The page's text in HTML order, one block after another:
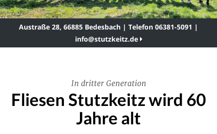
Austraße 28, 66885 Bedesbach | Telefon 06381-5091 |
info@stutzkeitz.de
In dritter Generation
Fliesen Stutzkeitz wird 60
Jahre alt